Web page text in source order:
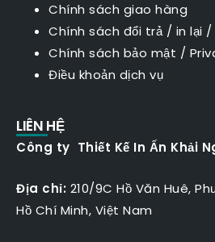
Chính sách giao hàng
Chính sách đổi trả / in lại
Chính sách bảo mật /
Điều khoản dịch vụ
LIÊN HỆ
Công ty Thiết Kế In Ấn Khải
Địa chỉ: 210/9C Hồ Văn Huê,
Hồ Chí Minh, Việt Nam